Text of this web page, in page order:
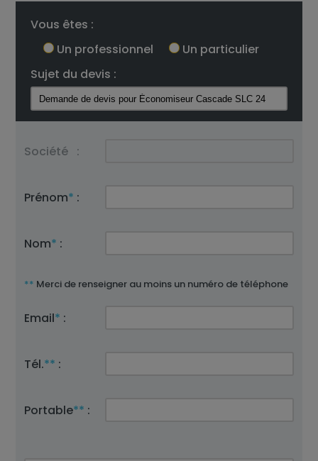
Vous êtes :
Un professionnel
Un particulier
Sujet du devis :
Société :
Prénom* :
Nom* :
** Merci de renseigner au moins un numéro de téléphone
Email* :
Tél.** :
Portable** :